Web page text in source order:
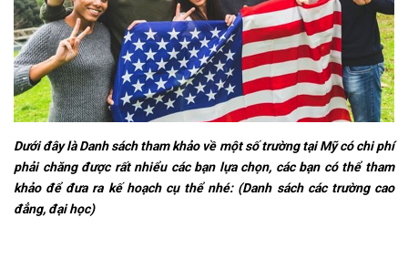
Dưới đây là Danh sách tham khảo về một số trường tại Mỹ có chi phí
phải chăng được rất nhiểu các bạn lựa chọn, các bạn có thể tham
khảo để đưa ra kế hoạch cụ thể nhé: (Danh sách các trường cao
đẳng, đại học)